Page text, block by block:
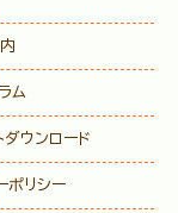
ム
ダウンロード
ポリシー